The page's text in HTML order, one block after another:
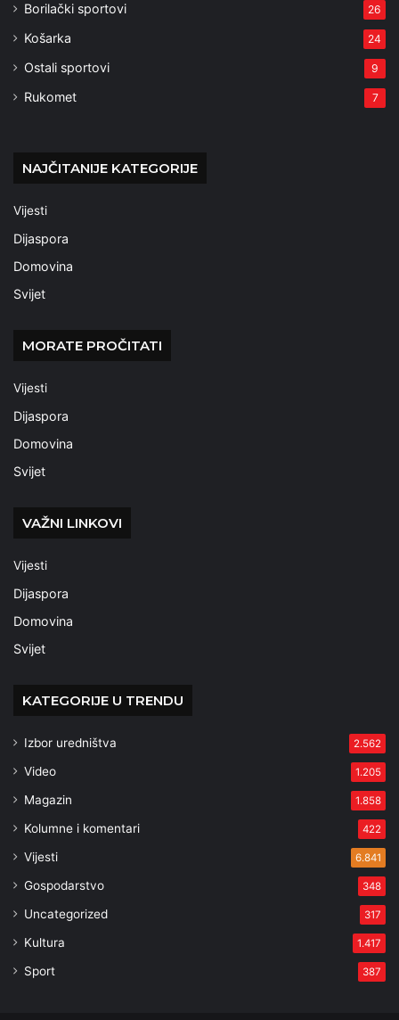
Borilački sportovi 26
Košarka 24
Ostali sportovi 9
Rukomet 7
NAJČITANIJE KATEGORIJE
Vijesti
Dijaspora
Domovina
Svijet
MORATE PROČITATI
Vijesti
Dijaspora
Domovina
Svijet
VAŽNI LINKOVI
Vijesti
Dijaspora
Domovina
Svijet
KATEGORIJE U TRENDU
Izbor uredništva 2.562
Video 1.205
Magazin 1.858
Kolumne i komentari 422
Vijesti 6.841
Gospodarstvo 348
Uncategorized 317
Kultura 1.417
Sport 387